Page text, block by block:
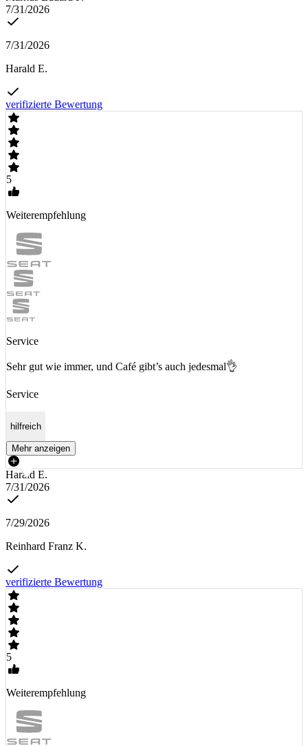
7/31/2026
7/31/2026
Harald E.
verifizierte Bewertung
5
Weiterempfehlung
Service
Sehr gut wie immer, und Café gibt’s auch jedesmal👌
Service
hilfreich
Mehr anzeigen
Harald E.
7/31/2026
7/29/2026
Reinhard Franz K.
verifizierte Bewertung
5
Weiterempfehlung